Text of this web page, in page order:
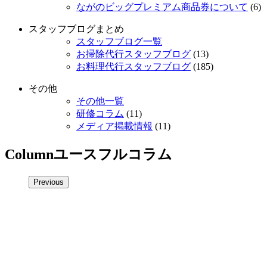
ながのビッグプレミアム商品券について (6)
スタッフブログまとめ
スタッフブログ一覧
お掃除代行スタッフブログ (13)
お料理代行スタッフブログ (185)
その他
その他一覧
研修コラム (11)
メディア掲載情報 (11)
Columnユースフルコラム
Previous